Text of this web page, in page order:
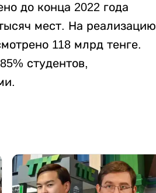
до конца 2022 года
мест. На реализацию
118 млрд тенге.
студентов,